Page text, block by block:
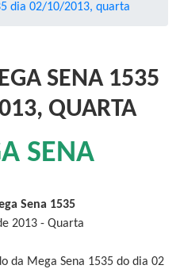
dia 02/10/2013, quarta
SENA 1535
QUARTA
SENA
Sena 1535
2013 - Quarta
da Mega Sena 1535 do dia 02